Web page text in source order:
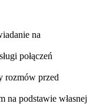
na
połączeń
rozmów przed
na podstawie własnej